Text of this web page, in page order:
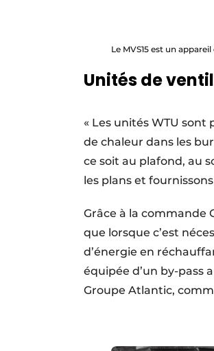
Le MVS15 est un
Unités de
« Les unités WTU
de chaleur dans les
ce soit au plafond, au
les plans et
Grâce à la commande
que lorsque c’est
d’énergie en
équipée d’un by-pass
Groupe Atlantic,